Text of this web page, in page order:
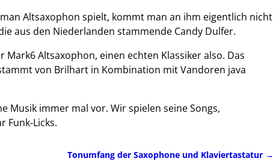
Altsaxophon spielt, kommt man an ihm eigentlich nicht
aus den Niederlanden stammende Candy Dulfer.
Altsaxophon, einen echten Klassiker also. Das
von Brilhart in Kombination mit Vandoren java
Musik immer mal vor. Wir spielen seine Songs,
Funk-Licks.
Tonumfang der Saxophone und Klaviertastatur →